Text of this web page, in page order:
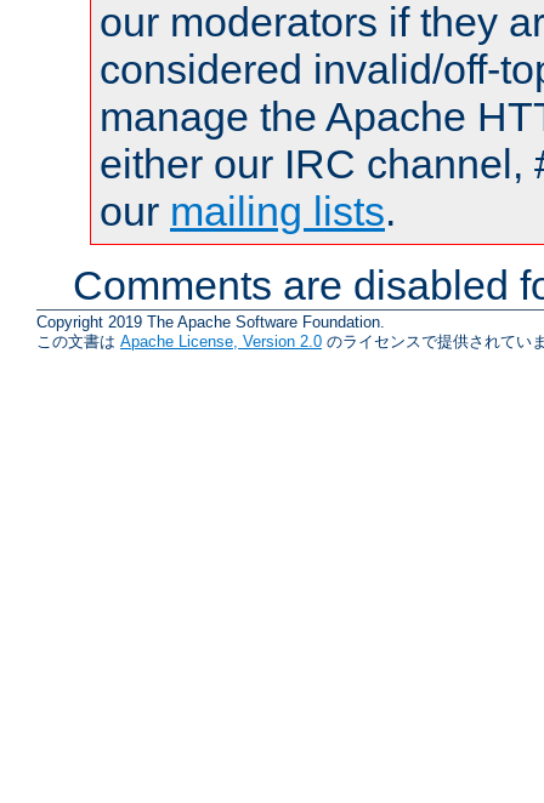
our moderators if they
considered invalid/off-
manage the Apache
either our IRC channel,
our mailing lists.
Comments are disabled
Copyright 2019 The Apache Software Foundation.
この文書は Apache License, Version 2.0 のライセンスで提供されてい